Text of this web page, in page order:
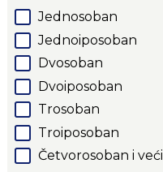
Jednosoban
Jednoiposoban
Dvosoban
Dvoiposoban
Trosoban
Troiposoban
Četvorosoban i veći